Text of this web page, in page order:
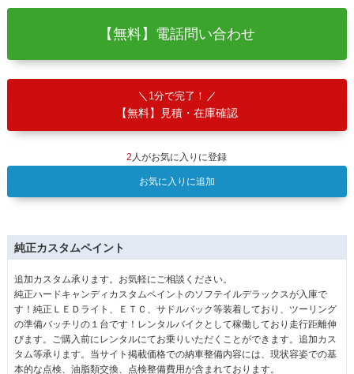
【無料】電話問い合わせ
1分で完了！
【無料】見積・在庫確認
2 人がお気に入りに登録
お気に入りに追加
純正カスタムペイント
追加カスタム承ります。お気軽にご相談ください。
純正ハードキャンディカスタムペイントのソフテイルデラックスが入庫で
す！純正ＬＥＤライト、ＥＴＣ、サドルバック等装着しており、ツーリング
の準備バッチリの１台です！レンタルバイクとして稼働しており走行距離伸
びます。ご購入前にレンタルにてお乗りいただくことができます。追加カス
タム等承ります。当サイト掲載価格での納車整備内容には、現状容姿での基
本的な点検、油脂類交換、点検整備費用が含まれております。